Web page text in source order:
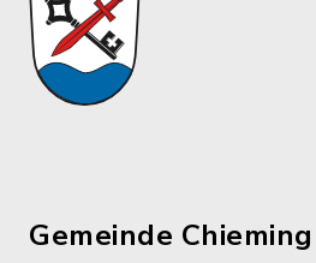
Gemeinde Chieming